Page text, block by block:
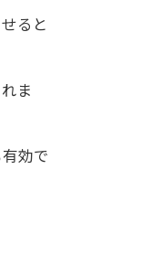
ると
ま
効で